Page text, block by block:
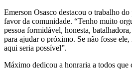
Emerson Osasco destacou o trabalho
favor da comunidade. “Tenho muito
pessoa formidável, honesta,
para ajudar o próximo. Se não fosse
aqui seria possível”.
Máximo dedicou a honraria a todos que